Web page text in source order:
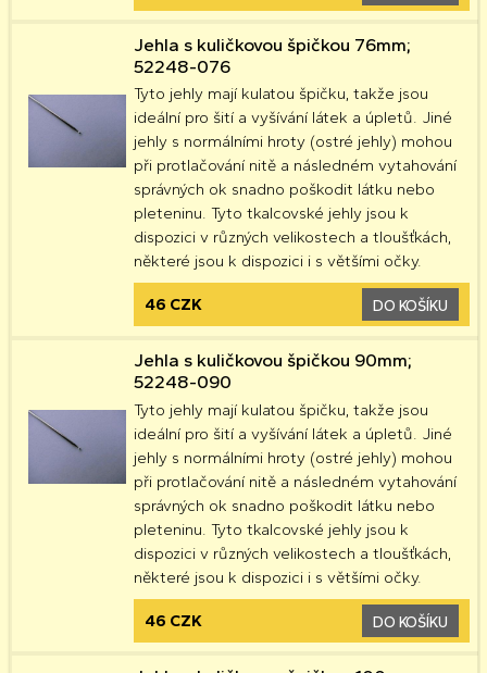
Jehla s kuličkovou špičkou 76mm;
52248-076
Tyto jehly mají kulatou špičku, takže jsou
ideální pro šití a vyšívání látek a úpletů. Jiné
jehly s normálními hroty (ostré jehly) mohou
při protlačování nitě a následném vytahování
správných ok snadno poškodit látku nebo
pleteninu. Tyto tkalcovské jehly jsou k
dispozici v různých velikostech a tloušťkách,
některé jsou k dispozici i s většími očky.
46 CZK DO KOŠÍKU
Jehla s kuličkovou špičkou 90mm;
52248-090
Tyto jehly mají kulatou špičku, takže jsou
ideální pro šití a vyšívání látek a úpletů. Jiné
jehly s normálními hroty (ostré jehly) mohou
při protlačování nitě a následném vytahování
správných ok snadno poškodit látku nebo
pleteninu. Tyto tkalcovské jehly jsou k
dispozici v různých velikostech a tloušťkách,
některé jsou k dispozici i s většími očky.
46 CZK DO KOŠÍKU